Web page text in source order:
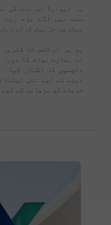
یہ ایوارڈ اس بات کی
سمت میں آگے بڑھ رہے
بہترین حل پیش کرتے
ہم ہر اس شخص کا
نے ہمارے بوتھ کا
دلچسپی کا اظہار
دینے کے لیے نئی
خدمات کو بڑھانے کے لیے